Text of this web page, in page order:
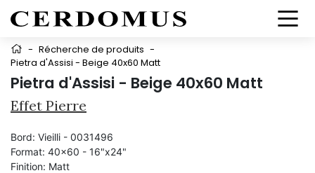
- Récherche de produits -
Pietra d'Assisi - Beige 40x60 Matt
Pietra d'Assisi - Beige 40x60 Matt
Effet Pierre
Bord: Vieilli - 0031496
Format: 40x60 - 16"x24"
Finition: Matt